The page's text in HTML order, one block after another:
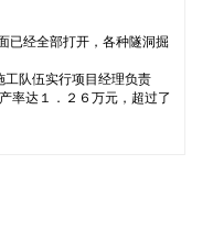
已经全部打开，各种隧洞掘
队伍实行项目经理负责
率达１．２６万元，超过了